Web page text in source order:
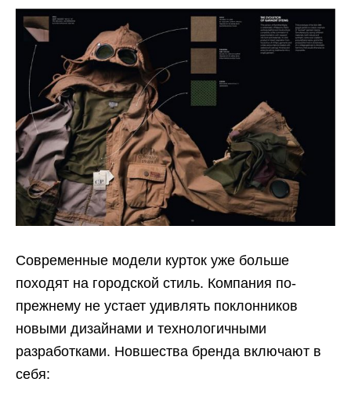
Современные модели курток уже больше
походят на городской стиль. Компания по-
прежнему не устает удивлять поклонников
новыми дизайнами и технологичными
разработками. Новшества бренда включают в
себя: